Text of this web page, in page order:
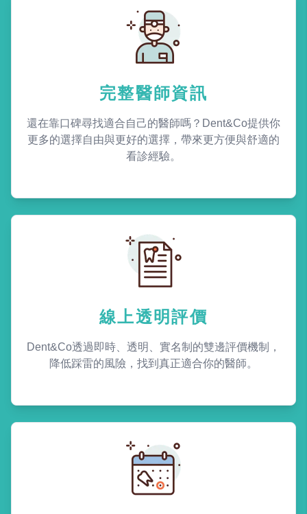
完整醫師資訊
還在靠口碑尋找適合自己的醫師嗎？Dent&Co提供你
更多的選擇自由與更好的選擇，帶來更方便與舒適的
看診經驗。
線上透明評價
Dent&Co透過即時、透明、實名制的雙邊評價機制，
降低踩雷的風險，找到真正適合你的醫師。